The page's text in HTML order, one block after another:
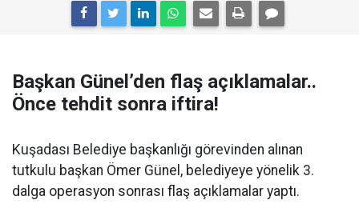
Başkan Günel’den flaş açıklamalar..
Önce tehdit sonra iftira!
Kuşadası Belediye başkanlığı görevinden alınan
tutkulu başkan Ömer Günel, belediyeye yönelik 3.
dalga operasyon sonrası flaş açıklamalar yaptı.